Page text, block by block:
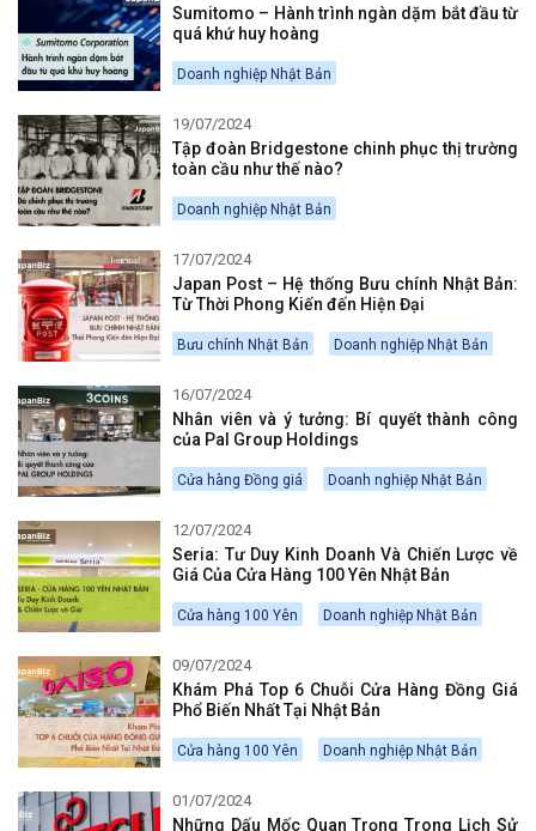
Sumitomo – Hành trình ngàn dặm bắt đầu từ
quá khứ huy hoàng
Doanh nghiệp Nhật Bản
19/07/2024
Tập đoàn Bridgestone chinh phục thị trường
toàn cầu như thế nào?
Doanh nghiệp Nhật Bản
17/07/2024
Japan Post – Hệ thống Bưu chính Nhật Bản:
Từ Thời Phong Kiến đến Hiện Đại
Bưu chính Nhật Bản Doanh nghiệp Nhật Bản
16/07/2024
Nhân viên và ý tưởng: Bí quyết thành công
của Pal Group Holdings
Cửa hàng Đồng giá Doanh nghiệp Nhật Bản
12/07/2024
￼￼Seria: Tư Duy Kinh Doanh Và Chiến Lược về
Giá Của Cửa Hàng 100 Yên Nhật Bản
Cửa hàng 100 Yên Doanh nghiệp Nhật Bản
09/07/2024
Khám Phá Top 6 Chuỗi Cửa Hàng Đồng Giá
Phổ Biến Nhất Tại Nhật Bản
Cửa hàng 100 Yên Doanh nghiệp Nhật Bản
01/07/2024
Những Dấu Mốc Quan Trọng Trong Lịch Sử